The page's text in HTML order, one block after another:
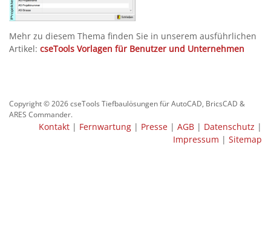
Mehr zu diesem Thema finden Sie in unserem ausführlichen
Artikel: cseTools Vorlagen für Benutzer und Unternehmen
Copyright © 2026 cseTools Tiefbaulösungen für AutoCAD, BricsCAD &
ARES Commander.
Kontakt | Fernwartung | Presse | AGB | Datenschutz |
Impressum | Sitemap